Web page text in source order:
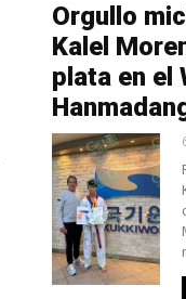
Orgullo
Kalel
plata en el